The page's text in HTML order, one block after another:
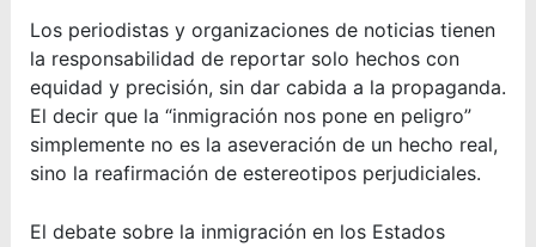
Los periodistas y organizaciones de noticias tienen
la responsabilidad de reportar solo hechos con
equidad y precisión, sin dar cabida a la propaganda.
El decir que la “inmigración nos pone en peligro”
simplemente no es la aseveración de un hecho real,
sino la reafirmación de estereotipos perjudiciales.
El debate sobre la inmigración en los Estados